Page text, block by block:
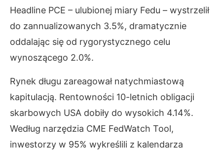
Headline PCE – ulubionej miary Fedu – wystrzelił
do zannualizowanych 3.5%, dramatycznie
oddalając się od rygorystycznego celu
wynoszącego 2.0%.
Rynek długu zareagował natychmiastową
kapitulacją. Rentowności 10-letnich obligacji
skarbowych USA dobiły do wysokich 4.14%.
Według narzędzia CME FedWatch Tool,
inwestorzy w 95% wykreślili z kalendarza